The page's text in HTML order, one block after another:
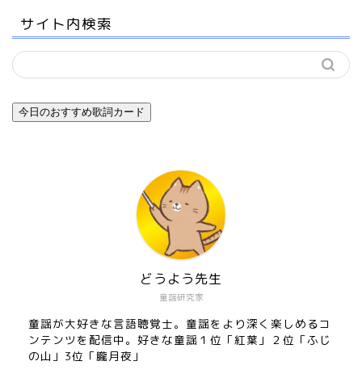
サイト内検索
今日のおすすめ歌詞カード
童謡研究家
どうよう先生
童謡が大好きな言語聴覚士。童謡をより深く楽しめるコ
ンテンツを配信中。好きな童謡１位「紅葉」２位「ふじ
の山」3位「朧月夜」